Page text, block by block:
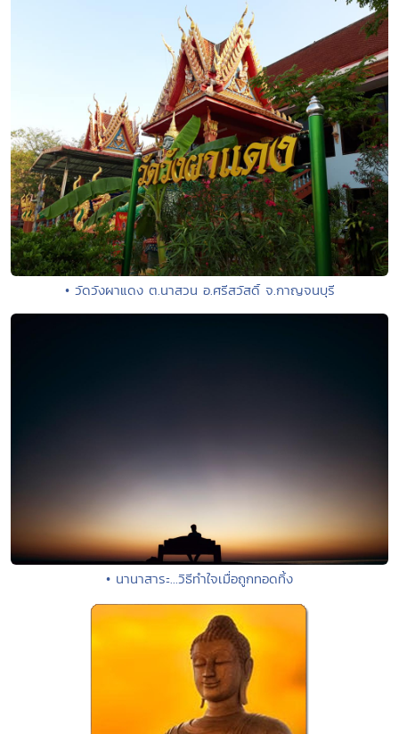
• วัดวังผาแดง ต.นาสวน อ.ศรีสวัสดิ์ จ.กาญจนบุรี
• นานาสาระ...วิธีทำใจเมื่อถูกทอดทิ้ง